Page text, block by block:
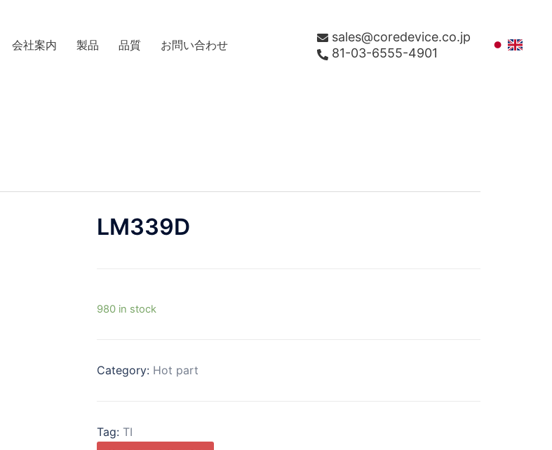
会社案内 製品 品質 お問い合わせ
sales@coredevice.co.jp
81-03-6555-4901
LM339D
980 in stock
Category: Hot part
Tag: TI